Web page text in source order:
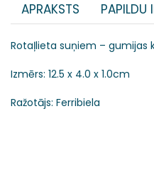
APRAKSTS PAPILDU
Rotaļlieta suņiem – gumijas
Izmērs: 12.5 x 4.0 x 1.0cm
Ražotājs: Ferribiela